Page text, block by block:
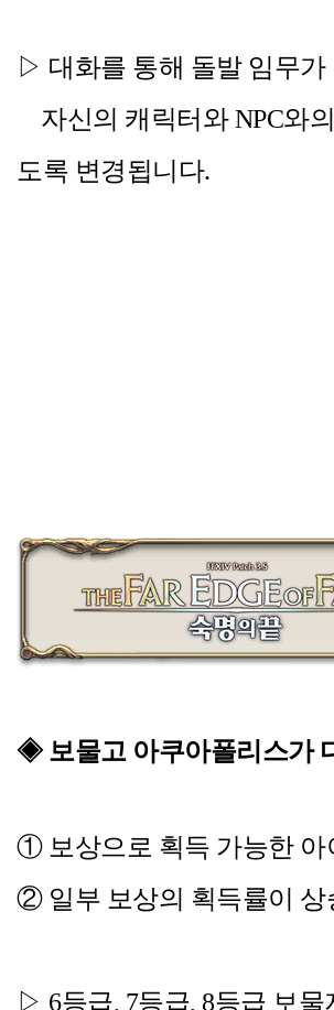
▷ 대화를 통해 돌발 임무가
자신의 캐릭터와 NPC와
도록 변경됩니다.
◈보물고 아쿠아폴리스가
① 보상으로 획득 가능한 아
② 일부 보상의 획득률이 상
▷ 6등급, 7등급, 8등급 보